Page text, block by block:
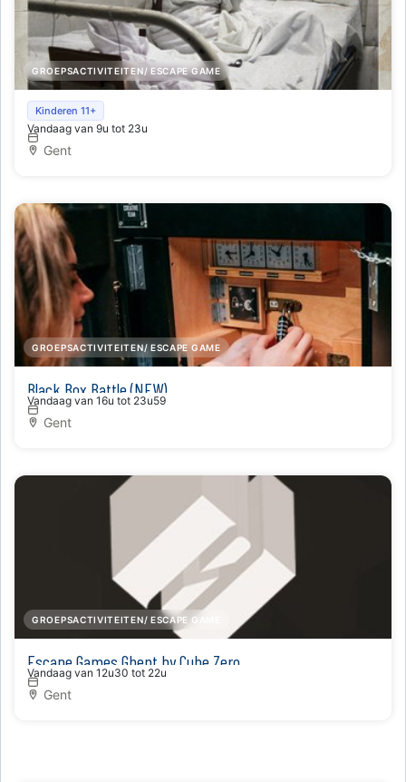
GROEPSACTIVITEITEN/ ESCAPE GAME
Puzzle Escape Rooms -
Kinderen 11+
Vandaag van 9u tot 23u
Gent
GROEPSACTIVITEITEN/ ESCAPE GAME
Black Box Battle (NEW)
Vandaag van 16u tot 23u59
Gent
GROEPSACTIVITEITEN/ ESCAPE GAME
Escape Games Ghent by Cube Zero
Vandaag van 12u30 tot 22u
Gent